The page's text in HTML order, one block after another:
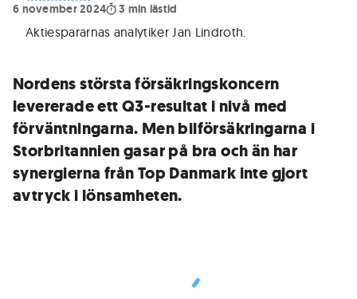
6 november 2024
3 min lästid
Aktiespararnas analytiker Jan Lindroth.
Nordens största försäkringskoncern
levererade ett Q3-resultat i nivå med
förväntningarna. Men bilförsäkringarna i
Storbritannien gasar på bra och än har
synergierna från Top Danmark inte gjort
avtryck i lönsamheten.